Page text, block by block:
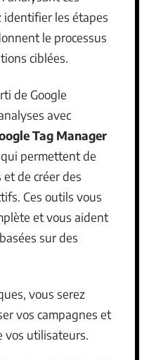
les étapes
le processus
ciblées.
de Google
avec
Tag Manager
permettent de
de créer des
Ces outils vous
et vous aident
sur des
vous serez
vos campagnes et
vos utilisateurs.